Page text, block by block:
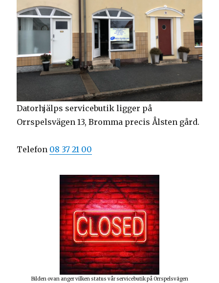
Datorhjälps servicebutik ligger på
Orrspelsvägen 13, Bromma precis Ålsten gård.
Telefon 08 37 21 00
Bilden ovan anger vilken status vår servicebutik på Orrspelsvägen